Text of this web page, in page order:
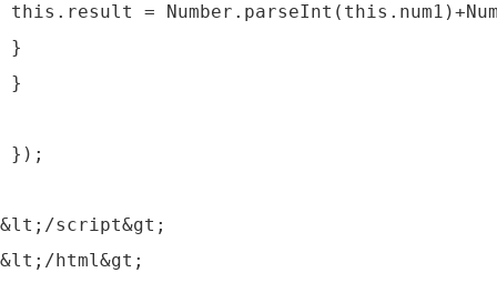
this.result =
}
}
});
&lt;/script&gt;
&lt;/html&gt;